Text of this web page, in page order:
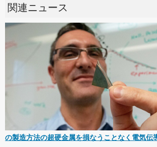
関連ニュース
の製造方法の超硬金属を損なうことなく電気伝